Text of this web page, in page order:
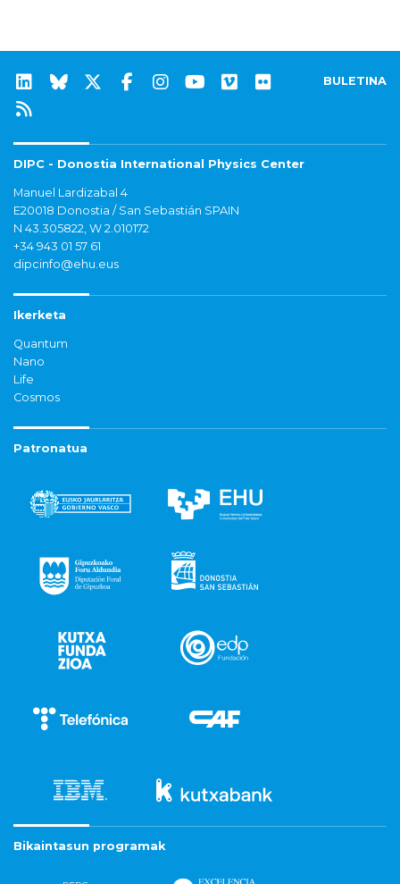
BULETINA
DIPC - Donostia International Physics Center
Manuel Lardizabal 4
E20018 Donostia / San Sebastián SPAIN
N 43.305822, W 2.010172
+34 943 01 57 61
dipcinfo@ehu.eus
Ikerketa
Quantum
Nano
Life
Cosmos
Patronatua
Bikaintasun programak